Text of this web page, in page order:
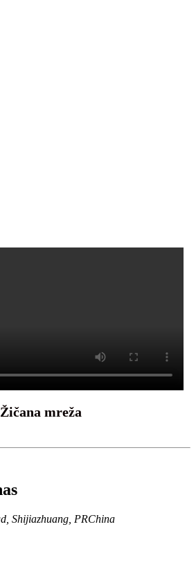
Žičana mreža
Shijiazhuang, PRChina